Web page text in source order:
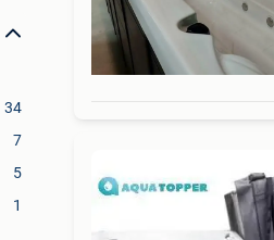
34
7
5
1